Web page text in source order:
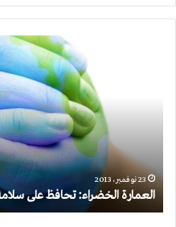
استهلاك
الطاقة
23 نوفمبر، 2013
العمارة الخضراء: تحافظ على